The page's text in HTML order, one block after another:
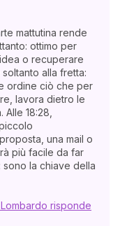
mattutina rende
ottimo per
o recuperare
alla fretta:
ordine ciò che per
lavora dietro le
Alle 18:28,
una mail o
più facile da far
sono la chiave della
risponde